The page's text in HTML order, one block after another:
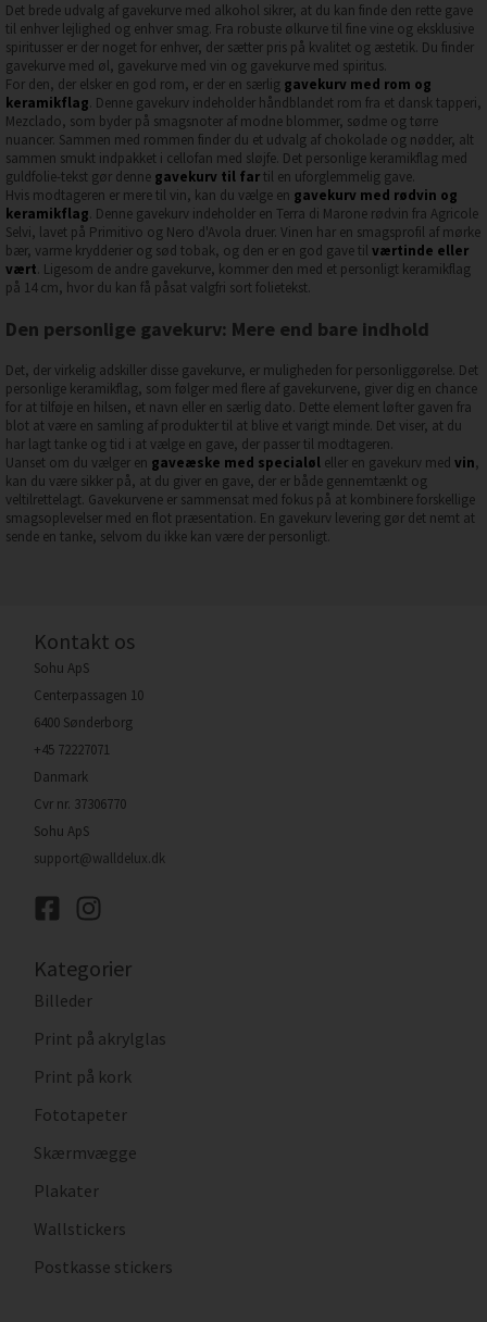
Det brede udvalg af gavekurve med alkohol sikrer, at du kan finde den rette gave
til enhver lejlighed og enhver smag. Fra robuste ølkurve til fine vine og eksklusive
spiritusser er der noget for enhver, der sætter pris på kvalitet og æstetik. Du finder
gavekurve med øl, gavekurve med vin og gavekurve med spiritus.
For den, der elsker en god rom, er der en særlig gavekurv med rom og
keramikflag. Denne gavekurv indeholder håndblandet rom fra et dansk tapperi,
Mezclado, som byder på smagsnoter af modne blommer, sødme og tørre
nuancer. Sammen med rommen finder du et udvalg af chokolade og nødder, alt
sammen smukt indpakket i cellofan med sløjfe. Det personlige keramikflag med
guldfolie-tekst gør denne gavekurv til fartil en uforglemmelig gave.
Hvis modtageren er mere til vin, kan du vælge en gavekurv med rødvin og
keramikflag. Denne gavekurv indeholder en Terra di Marone rødvin fra Agricole
Selvi, lavet på Primitivo og Nero d'Avola druer. Vinen har en smagsprofil af mørke
bær, varme krydderier og sød tobak, og den er en god gave til værtinde eller
vært. Ligesom de andre gavekurve, kommer den med et personligt keramikflag
på 14 cm, hvor du kan få påsat valgfri sort folietekst.
Den personlige gavekurv: Mere end bare indhold
Det, der virkelig adskiller disse gavekurve, er muligheden for personliggørelse. Det
personlige keramikflag, som følger med flere af gavekurvene, giver dig en chance
for at tilføje en hilsen, et navn eller en særlig dato. Dette element løfter gaven fra
blot at være en samling af produkter til at blive et varigt minde. Det viser, at du
har lagt tanke og tid i at vælge en gave, der passer til modtageren.
Uanset om du vælger en gaveæske med specialøl eller en gavekurv med vin,
kan du være sikker på, at du giver en gave, der er både gennemtænkt og
veltilrettelagt. Gavekurvene er sammensat med fokus på at kombinere forskellige
smagsoplevelser med en flot præsentation. En gavekurv levering gør det nemt at
sende en tanke, selvom du ikke kan være der personligt.
Kontakt os
Sohu ApS
Centerpassagen 10
6400 Sønderborg
+45 72227071
Danmark
Cvr nr. 37306770
Sohu ApS
support@walldelux.dk
Kategorier
Billeder
Print på akrylglas
Print på kork
Fototapeter
Skærmvægge
Plakater
Wallstickers
Postkasse stickers